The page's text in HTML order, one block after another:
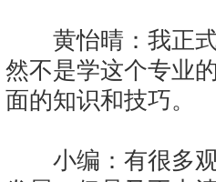
黄怡晴：我正式
然不是学这个专业
面的知识和技巧。
小编：有很多观